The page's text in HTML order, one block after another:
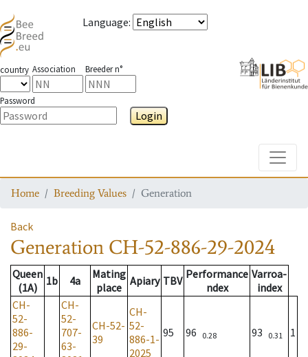
Language:
country Association Breeder n°
Password
Login
Home Breeding Values Generation
Back
Generation CH-52-886-29-2024
Queen
(1A)
1b 4a
Mating
place Apiary TBV Performance
ndex
Varroa-
index
CH-
52-
886-
29-
CH-
52-
707-
63-
CH-52-
39
CH-
52-
886-1-
2025
95 96 0.28 93 0.31 1